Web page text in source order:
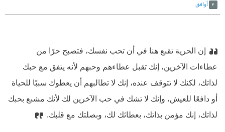
أوافق
إن الحرية تقبع هنا في أن تحب نفسك، فتصبح حرًا من
عطاءات الآخرين، إنك تقبل عطاءهم وحبهم لأنه يتفق مع حبك
لذاتك، لكنك لا تتوقف عنده، إنك لا تطالبهم أن يعطوك سببًا للحياة
أو دافعًا للعيش، وإنك لا تشك في حب الآخرين لك لأنك مشبع بحبك
لذاتك، إنك مؤمن بذاتك، بعطائك لك، وبصلتك مع قلبك.